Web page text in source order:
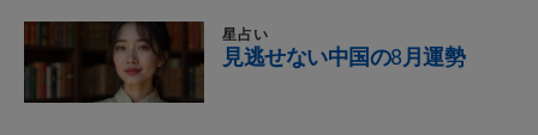
星占い
見逃せない中国の8月運勢